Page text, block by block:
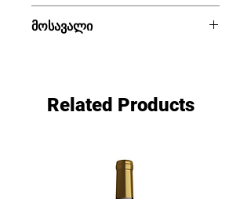
მოსავალი
Related Products